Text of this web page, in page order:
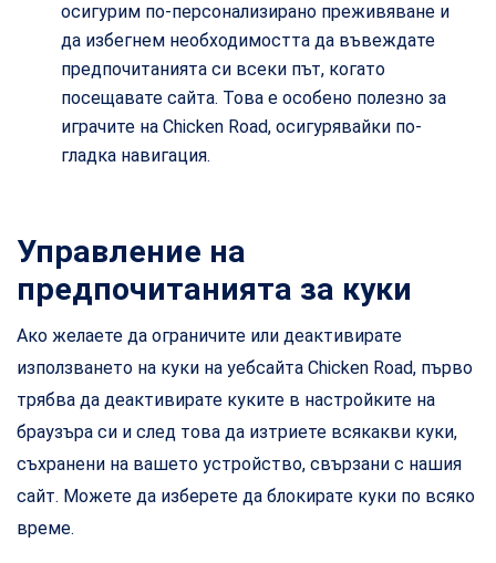
осигурим по-персонализирано преживяване и
да избегнем необходимостта да въвеждате
предпочитанията си всеки път, когато
посещавате сайта. Това е особено полезно за
играчите на Chicken Road, осигурявайки по-
гладка навигация.
Управление на
предпочитанията за куки
Ако желаете да ограничите или деактивирате
използването на куки на уебсайта Chicken Road, първо
трябва да деактивирате куките в настройките на
браузъра си и след това да изтриете всякакви куки,
съхранени на вашето устройство, свързани с нашия
сайт. Можете да изберете да блокирате куки по всяко
време.